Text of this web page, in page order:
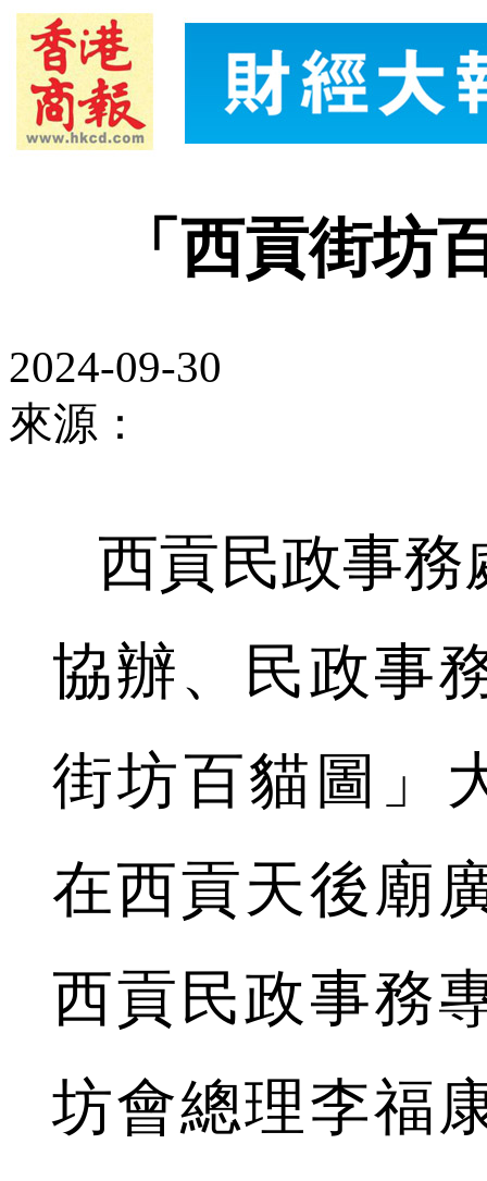
「西貢街坊
2024-09-30
來源：
西貢民政事務
協辦、民政事
街坊百貓圖」
在西貢天後廟
西貢民政事務
坊會總理李福